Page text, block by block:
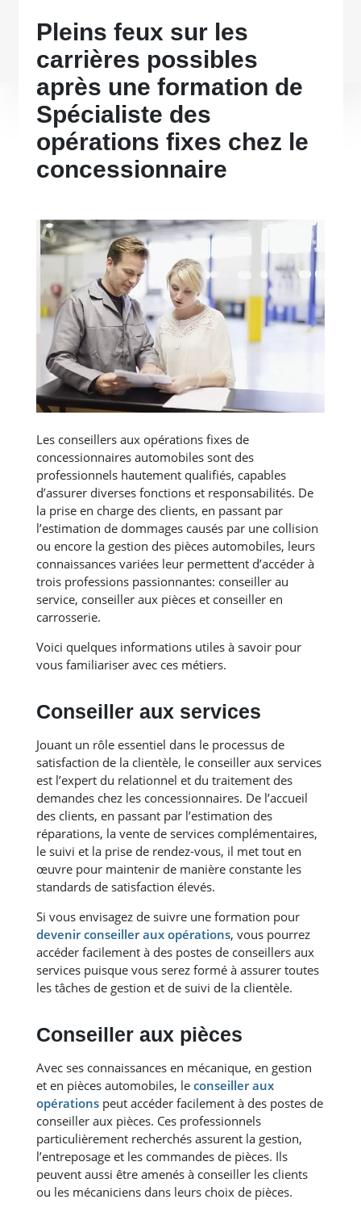
Pleins feux sur les
carrières possibles
après une formation de
Spécialiste des
opérations fixes chez le
concessionnaire
Les conseillers aux opérations fixes de
concessionnaires automobiles sont des
professionnels hautement qualifiés, capables
d’assurer diverses fonctions et responsabilités. De
la prise en charge des clients, en passant par
l’estimation de dommages causés par une collision
ou encore la gestion des pièces automobiles, leurs
connaissances variées leur permettent d’accéder à
trois professions passionnantes: conseiller au
service, conseiller aux pièces et conseiller en
carrosserie.
Voici quelques informations utiles à savoir pour
vous familiariser avec ces métiers.
Conseiller aux services
Jouant un rôle essentiel dans le processus de
satisfaction de la clientèle, le conseiller aux services
est l’expert du relationnel et du traitement des
demandes chez les concessionnaires. De l’accueil
des clients, en passant par l’estimation des
réparations, la vente de services complémentaires,
le suivi et la prise de rendez-vous, il met tout en
œuvre pour maintenir de manière constante les
standards de satisfaction élevés.
Si vous envisagez de suivre une formation pour
devenir conseiller aux opérations, vous pourrez
accéder facilement à des postes de conseillers aux
services puisque vous serez formé à assurer toutes
les tâches de gestion et de suivi de la clientèle.
Conseiller aux pièces
Avec ses connaissances en mécanique, en gestion
et en pièces automobiles, le conseiller aux
opérations peut accéder facilement à des postes de
conseiller aux pièces. Ces professionnels
particulièrement recherchés assurent la gestion,
l’entreposage et les commandes de pièces. Ils
peuvent aussi être amenés à conseiller les clients
ou les mécaniciens dans leurs choix de pièces.